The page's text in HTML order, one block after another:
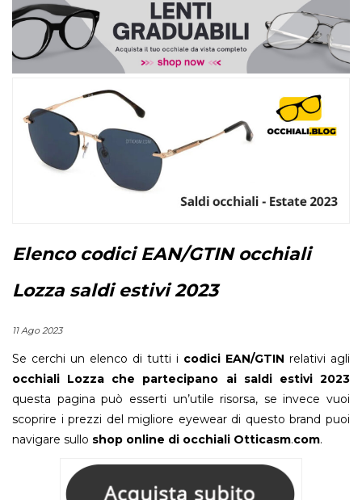
Elenco codici EAN/GTIN occhiali
Lozza saldi estivi 2023
11 Ago 2023
Se cerchi un elenco di tutti i codici EAN/GTIN relativi agli
occhiali Lozza che partecipano ai saldi estivi 2023
questa pagina può esserti un’utile risorsa, se invece vuoi
scoprire i prezzi del migliore eyewear di questo brand puoi
navigare sullo shop online di occhiali Otticasm.com.